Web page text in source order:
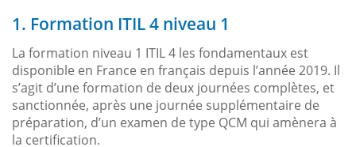
1. Formation ITIL 4 niveau 1
La formation niveau 1 ITIL 4 les fondamentaux est
disponible en France en français depuis l’année 2019. Il
s’agit d’une formation de deux journées complètes, et
sanctionnée, après une journée supplémentaire de
préparation, d’un examen de type QCM qui amènera à
la certification.